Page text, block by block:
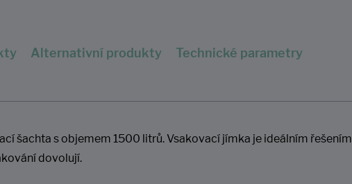
Alternativní produkty
Technické parametry
šachta s objemem 1500 litrů. Vsakovací jímka je ideálním řešením
dovolují.